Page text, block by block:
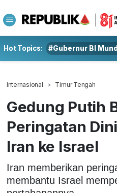
Hot Topics: #Gubernur BI
Internasional Timur Tengah
Gedung Putih
Peringatan
Iran ke Israel
Iran memberikan
membantu Israel